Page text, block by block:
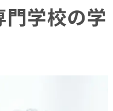
学校の学